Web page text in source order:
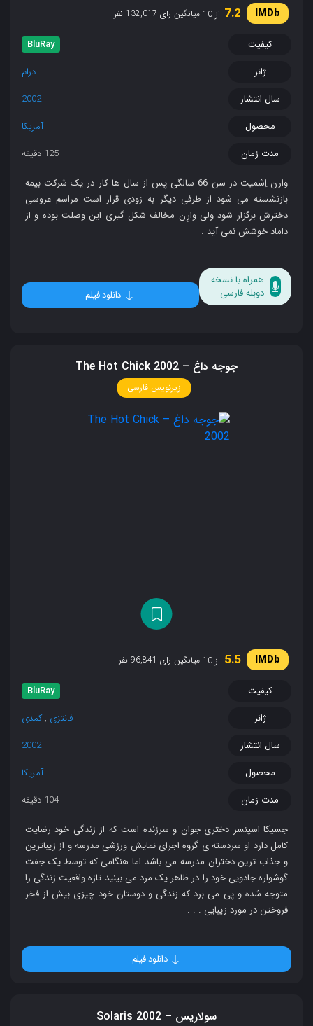
7.2 از 10 میانگین رای 132,017 نفر
کیفیت
BluRay
ژانر
درام
سال انتشار
2002
محصول
آمریکا
مدت زمان
125 دقیقه
وارن اِشمیت در سن 66 سالگی پس از سال ها کار در یک شرکت بیمه
بازنشسته می‌ شود از طرفی دیگر به زودی قرار است مراسم عروسی
دخترش برگزار شود ولی وارِن مخالف شکل‌ گیری این وصلت بوده و از
داماد خوشش نمی‌ آید .
همراه با نسخه
دوبله فارسی
دانلود فیلم
جوجه داغ – The Hot Chick 2002
زیرنویس فارسی
5.5 از 10 میانگین رای 96,841 نفر
کیفیت
BluRay
ژانر
فانتزی ,کمدی
سال انتشار
2002
محصول
آمریکا
مدت زمان
104 دقیقه
جسیکا اسپنسر دختری جوان و سرزنده است که از زندگی خود رضایت
کامل دارد او سردسته ی گروه اجرای نمایش ورزشی مدرسه و از زیباترین
و جذاب ترین دختران مدرسه می باشد اما هنگامی که توسط یک جفت
گوشواره جادویی خود را در ظاهر یک مرد می بینید تازه واقعیت زندگی را
متوجه شده و پی می برد که زندگی و دوستان خود چیزی بیش از فخر
فروختن در مورد زیبایی . . .
دانلود فیلم
سولاریس – Solaris 2002